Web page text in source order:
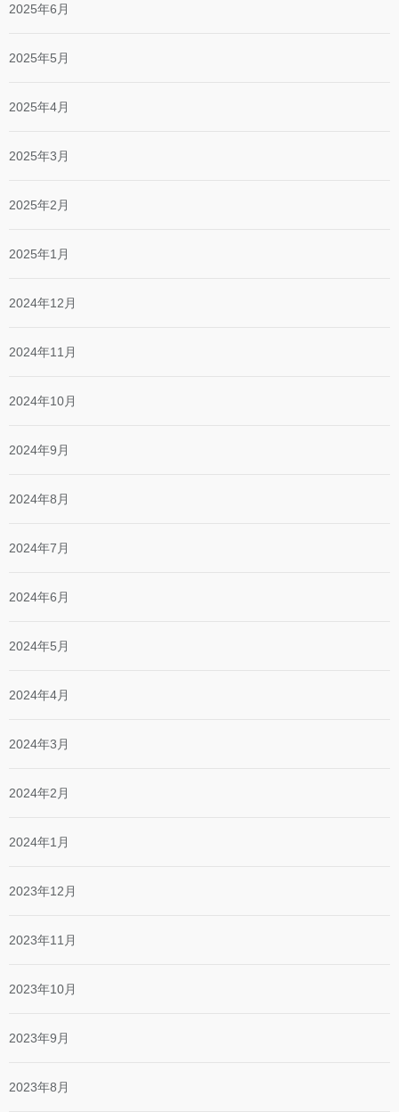
2025年6月
2025年5月
2025年4月
2025年3月
2025年2月
2025年1月
2024年12月
2024年11月
2024年10月
2024年9月
2024年8月
2024年7月
2024年6月
2024年5月
2024年4月
2024年3月
2024年2月
2024年1月
2023年12月
2023年11月
2023年10月
2023年9月
2023年8月